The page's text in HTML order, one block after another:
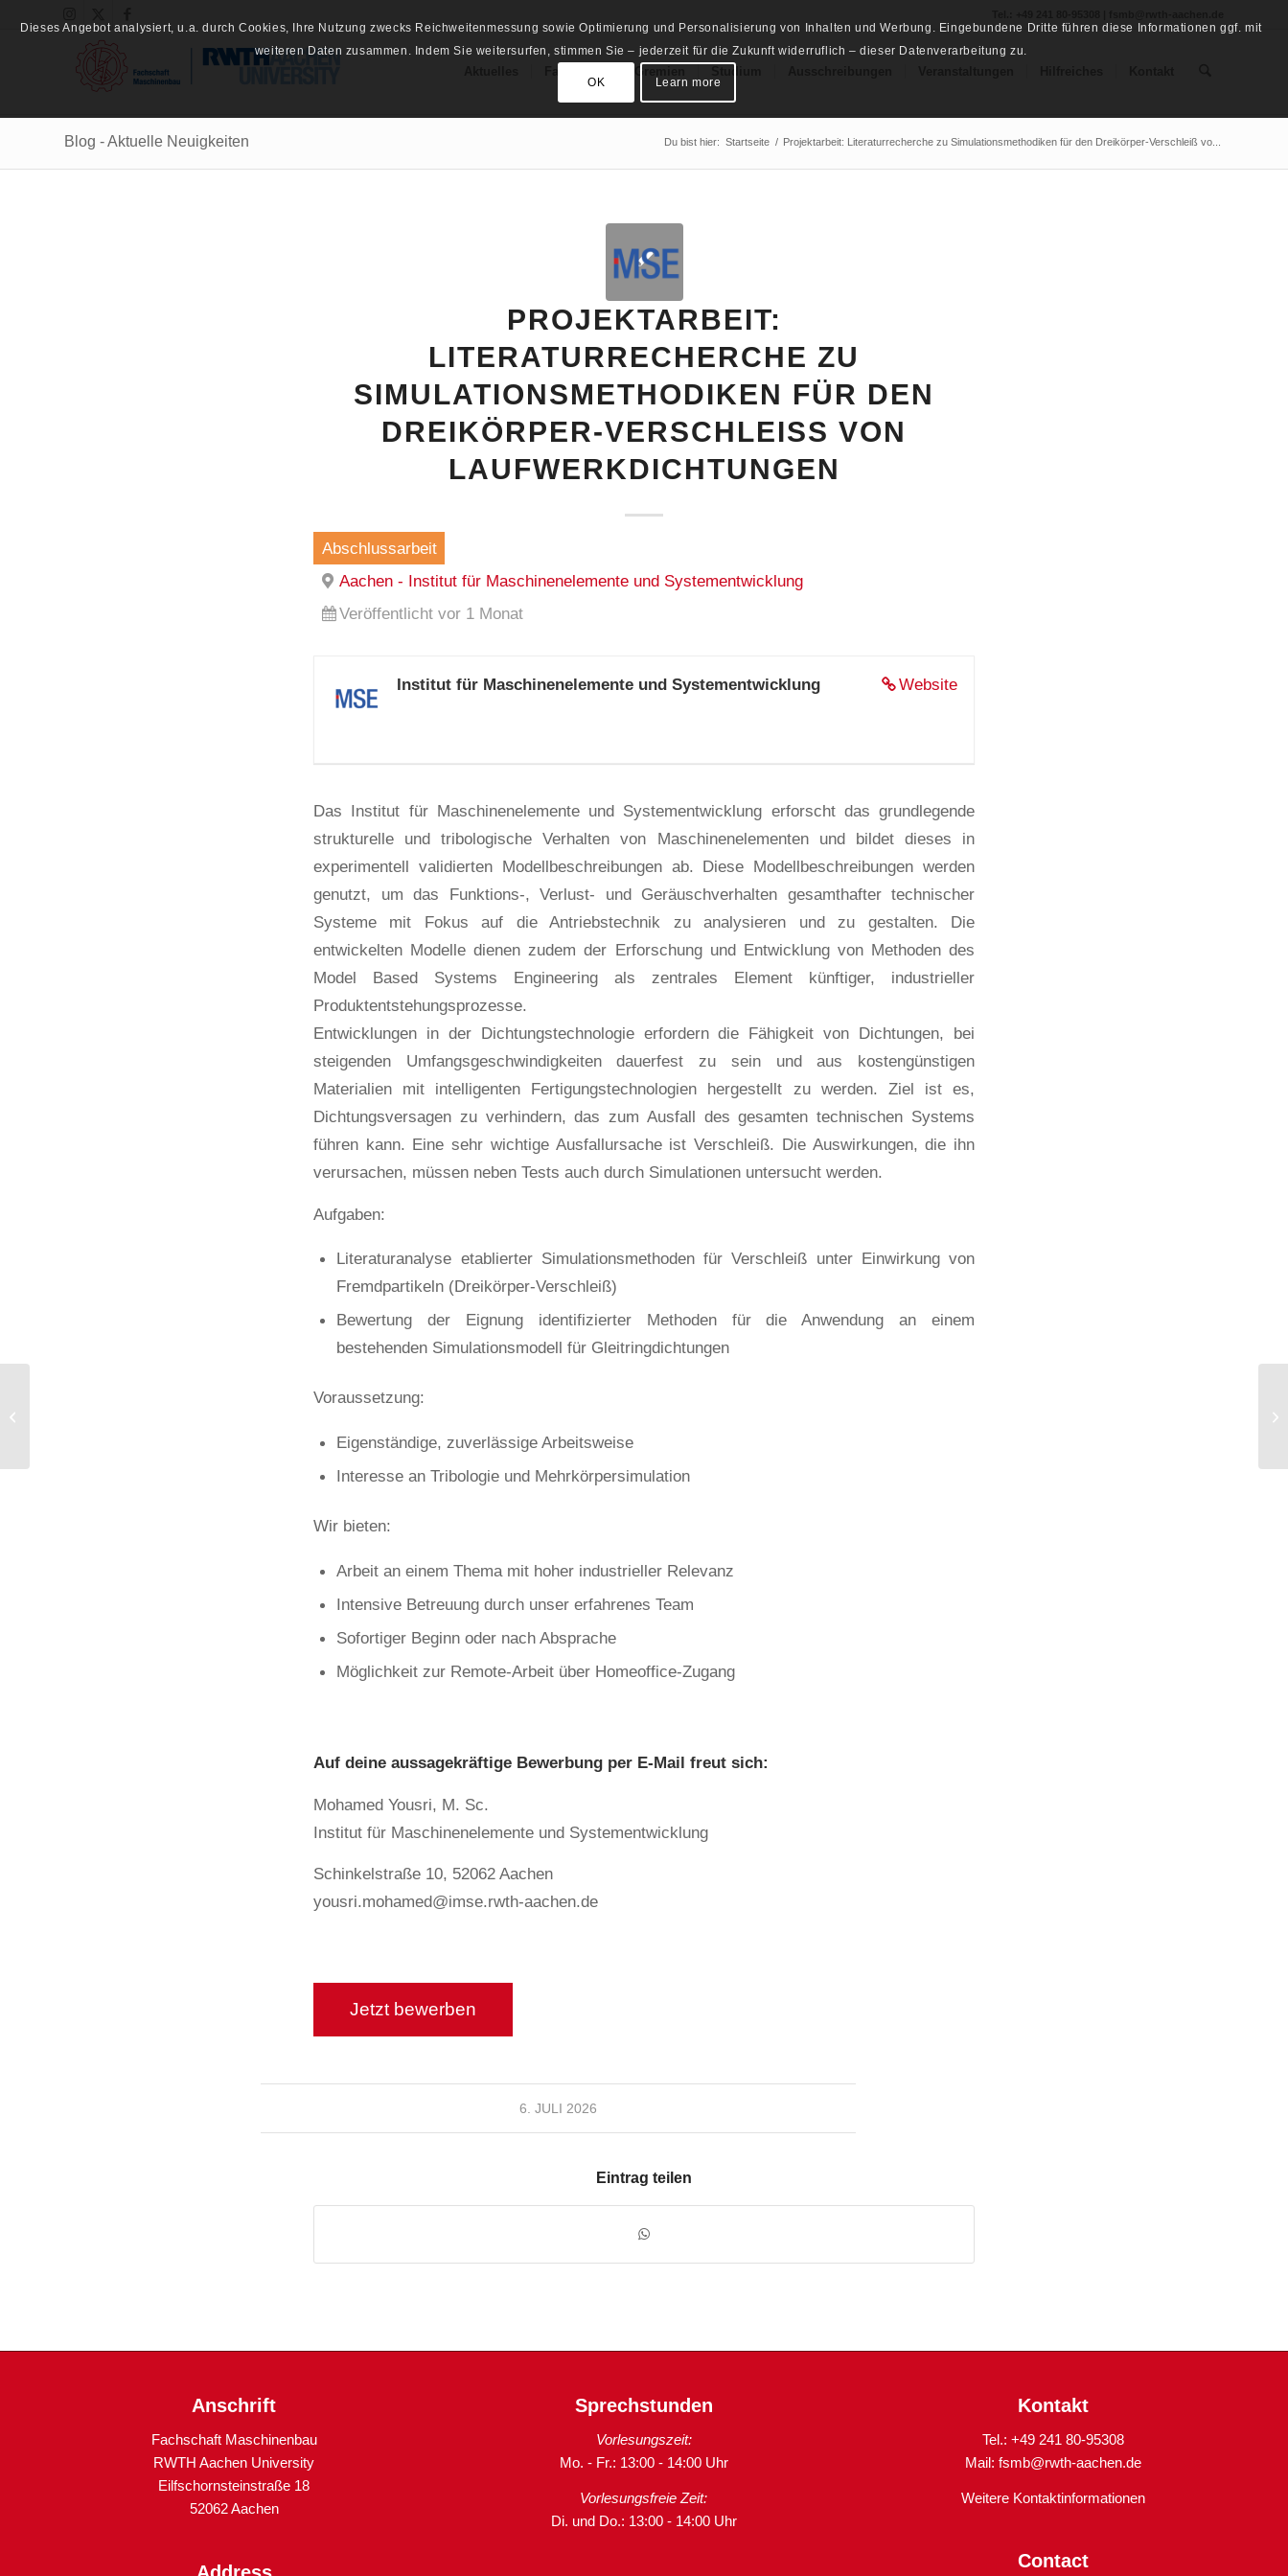
Blog - Aktuelle Neuigkeiten Du bist hier: Startseite / Projektarbeit: Literaturrecherche zu Simulationsmethodiken für den Dreikörper-Verschleiß vo...
PROJEKTARBEIT:
LITERATURRECHERCHE ZU
SIMULATIONSMETHODIKEN FÜR DEN
DREIKÖRPER-VERSCHLEISS VON L
AUFWERKDICHTUNGEN
Abschlussarbeit
Aachen - Institut für Maschinenelemente und Systementwicklung
Veröffentlicht vor 1 Monat
Website
Institut für Maschinenelemente und Systementwicklung
Das Institut für Maschinenelemente und Systementwicklung erforscht das grundlegende
strukturelle und tribologische Verhalten von Maschinenelementen und bildet dieses in
experimentell validierten Modellbeschreibungen ab. Diese Modellbeschreibungen werden
genutzt, um das Funktions-, Verlust- und Geräuschverhalten gesamthafter technischer
Systeme mit Fokus auf die Antriebstechnik zu analysieren und zu gestalten. Die
entwickelten Modelle dienen zudem der Erforschung und Entwicklung von Methoden des
Model Based Systems Engineering als zentrales Element künftiger, industrieller
Produktentstehungsprozesse.
Entwicklungen in der Dichtungstechnologie erfordern die Fähigkeit von Dichtungen, bei
steigenden Umfangsgeschwindigkeiten dauerfest zu sein und aus kostengünstigen
Materialien mit intelligenten Fertigungstechnologien hergestellt zu werden. Ziel ist es,
Dichtungsversagen zu verhindern, das zum Ausfall des gesamten technischen Systems
führen kann. Eine sehr wichtige Ausfallursache ist Verschleiß. Die Auswirkungen, die ihn
verursachen, müssen neben Tests auch durch Simulationen untersucht werden.
Aufgaben:
Literaturanalyse etablierter Simulationsmethoden für Verschleiß unter Einwirkung von
Fremdpartikeln (Dreikörper-Verschleiß)
Bewertung der Eignung identifizierter Methoden für die Anwendung an einem
bestehenden Simulationsmodell für Gleitringdichtungen
Voraussetzung:
Eigenständige, zuverlässige Arbeitsweise
Interesse an Tribologie und Mehrkörpersimulation
Wir bieten:
Arbeit an einem Thema mit hoher industrieller Relevanz
Intensive Betreuung durch unser erfahrenes Team
Sofortiger Beginn oder nach Absprache
Möglichkeit zur Remote-Arbeit über Homeoffice-Zugang
Auf deine aussagekräftige Bewerbung per E-Mail freut sich:
Mohamed Yousri, M. Sc.
Institut für Maschinenelemente und Systementwicklung
Schinkelstraße 10, 52062 Aachen
yousri.mohamed@imse.rwth-aachen.de
6. JULI 2026
Eintrag teilen
Anschrift
Fachschaft Maschinenbau
RWTH Aachen University
Eilfschornsteinstraße 18
52062 Aachen
Sprechstunden
Vorlesungszeit:
Mo. - Fr.: 13:00 - 14:00 Uhr
Vorlesungsfreie Zeit:
Di. und Do.: 13:00 - 14:00 Uhr
Kontakt
Tel.: +49 241 80-95308
Mail:fsmb@rwth-aachen.de
Weitere Kontaktinformationen
Contact
Dieses Angebot analysiert, u.a. durch Cookies, Ihre Nutzung zwecks Reichweitenmessung sowie Optimierung und Personalisierung von Inhalten und Werbung. Eingebundene Dritte führen diese Informationen ggf. mit
weiteren Daten zusammen. Indem Sie weitersurfen, stimmen Sie – jederzeit für die Zukunft widerruflich – dieser Datenverarbeitung zu.
OK Learn more